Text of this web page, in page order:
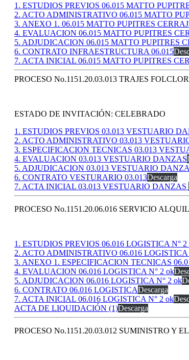
1. ESTUDIOS PREVIOS 06.015 MATTO
2. ACTO ADMINISTRATIVO 06.015 MATTO
3. ANEXO 1. 06.015 MATTO PUPITRES
4. EVALUACION 06.015 MATTO PUPITRES
5. ADJUDICACION 06.015 MATTO PUPITRES
6. CONTRATO INFRAESTRUCTURA 06.015
7. ACTA INICIAL 06.015 MATTO PUPITRES
PROCESO No.1151.20.03.013 TRAJES
ESTADO DE INVITACIÓN: CELEBRADO
1. ESTUDIOS PREVIOS 03.013 VESTUARIO
2. ACTO ADMINISTRATIVO 03.013
3. ESPECIFICACION TECNICAS 03.013
4. EVALUACION 03.013 VESTUARIO DANZAS
5. ADJUDICACION 03.013 VESTUARIO
6. CONTRATO VESTURARIO 03.013Descarga
7. ACTA INICIAL 03.013 VESTUARIO DANZAS
PROCESO No.1151.20.06.016 SERVICIO
1. ESTUDIOS PREVIOS 06.016 LOGISTICA N° 2
2. ACTO ADMINISTRATIVO 06.016 LOGISTICA
3. ANEXO 1. ESPECIFICACION TECNICAS
4. EVALUACION 06.016 LOGISTICA N° 2 ok
5. ADJUDICACION 06.016 LOGISTICA N° 2 ok
6. CONTRATO 06.016 LOGISTICADescarga
7. ACTA INICIAL 06.016 LOGISTICA N° 2 ok
ACTA DE LIQUIDACIÓN (1)Descarga
PROCESO No.1151.20.03.012 SUMINISTRO Y